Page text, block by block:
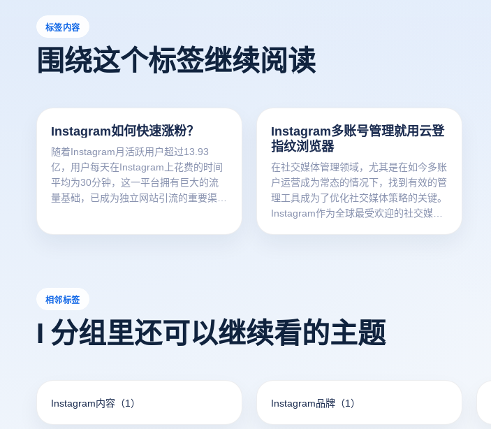
标签内容
围绕这个标签继续阅读
Instagram如何快速涨粉？
随着Instagram月活跃用户超过13.93
亿，用户每天在Instagram上花费的时间
平均为30分钟，这一平台拥有巨大的流
量基础，已成为独立网站引流的重要渠
Instagram多账号管理就用云登
指纹浏览器
在社交媒体管理领域，尤其是在如今多账
户运营成为常态的情况下，找到有效的管
理工具成为了优化社交媒体策略的关键。
Instagram作为全球最受欢迎的社交媒体
相邻标签
I 分组里还可以继续看的主题
Instagram内容 （1） Instagram品牌 （1）